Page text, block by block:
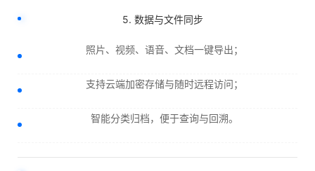
5. 数据与文件同步
照片、视频、语音、文档一键导出；
支持云端加密存储与随时远程访问；
智能分类归档，便于查询与回溯。